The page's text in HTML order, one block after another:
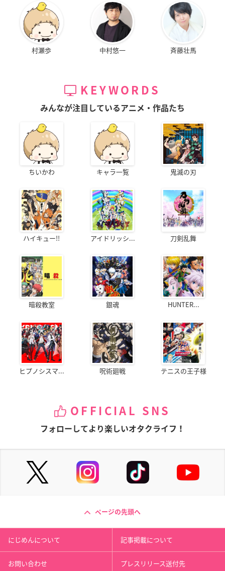
村瀬歩 中村悠一 斉藤壮馬
KEYWORDS
みんなが注目しているアニメ・作品たち
ちいかわ キャラ一覧 鬼滅の刃
ハイキュー!! アイドリッシ... 刀剣乱舞
暗殺教室 銀魂 HUNTER...
ヒプノシスマ... 呪術廻戦 テニスの王子様
OFFICIAL SNS
フォローしてより楽しいオタクライフ！
ページの先頭へ
にじめんについて 記事掲載について
お問い合わせ プレスリリース送付先